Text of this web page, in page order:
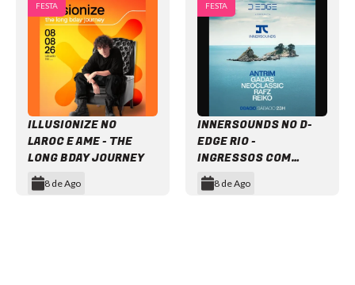
FESTA
ILLUSIONIZE NO
LAROC E AME - THE
LONG BDAY JOURNEY
8 de Ago
FESTA
INNERSOUNDS NO D-
EDGE RIO -
INGRESSOS COM
DESCONTO
8 de Ago